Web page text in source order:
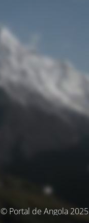
© Portal de Angola 2025